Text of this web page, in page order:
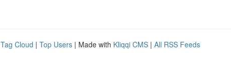
Tag Cloud | Top Users | Made with Kliqqi CMS | All RSS Feeds